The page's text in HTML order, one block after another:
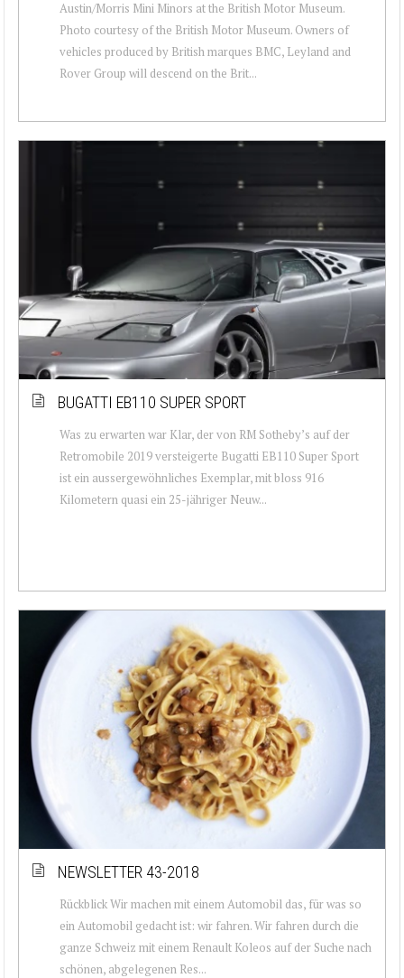
Austin/Morris Mini Minors at the British Motor Museum.
Photo courtesy of the British Motor Museum. Owners of
vehicles produced by British marques BMC, Leyland and
Rover Group will descend on the Brit...
BUGATTI EB110 SUPER SPORT
Was zu erwarten war Klar, der von RM Sotheby’s auf der
Retromobile 2019 versteigerte Bugatti EB110 Super Sport
ist ein aussergewöhnliches Exemplar, mit bloss 916
Kilometern quasi ein 25-jähriger Neuw...
NEWSLETTER 43-2018
Rückblick Wir machen mit einem Automobil das, für was so
ein Automobil gedacht ist: wir fahren. Wir fahren durch die
ganze Schweiz mit einem Renault Koleos auf der Suche nach
schönen, abgelegenen Res...